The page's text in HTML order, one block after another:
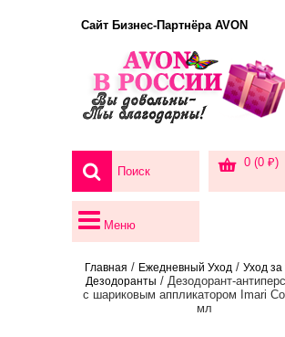
Сайт Бизнес-Партнёра AVON
0 (0 ₽)
Меню
Главная / Ежедневный Уход/ Уход
Дезодоранты / Дезодорант-
с шариковым аппликатором Imari
мл